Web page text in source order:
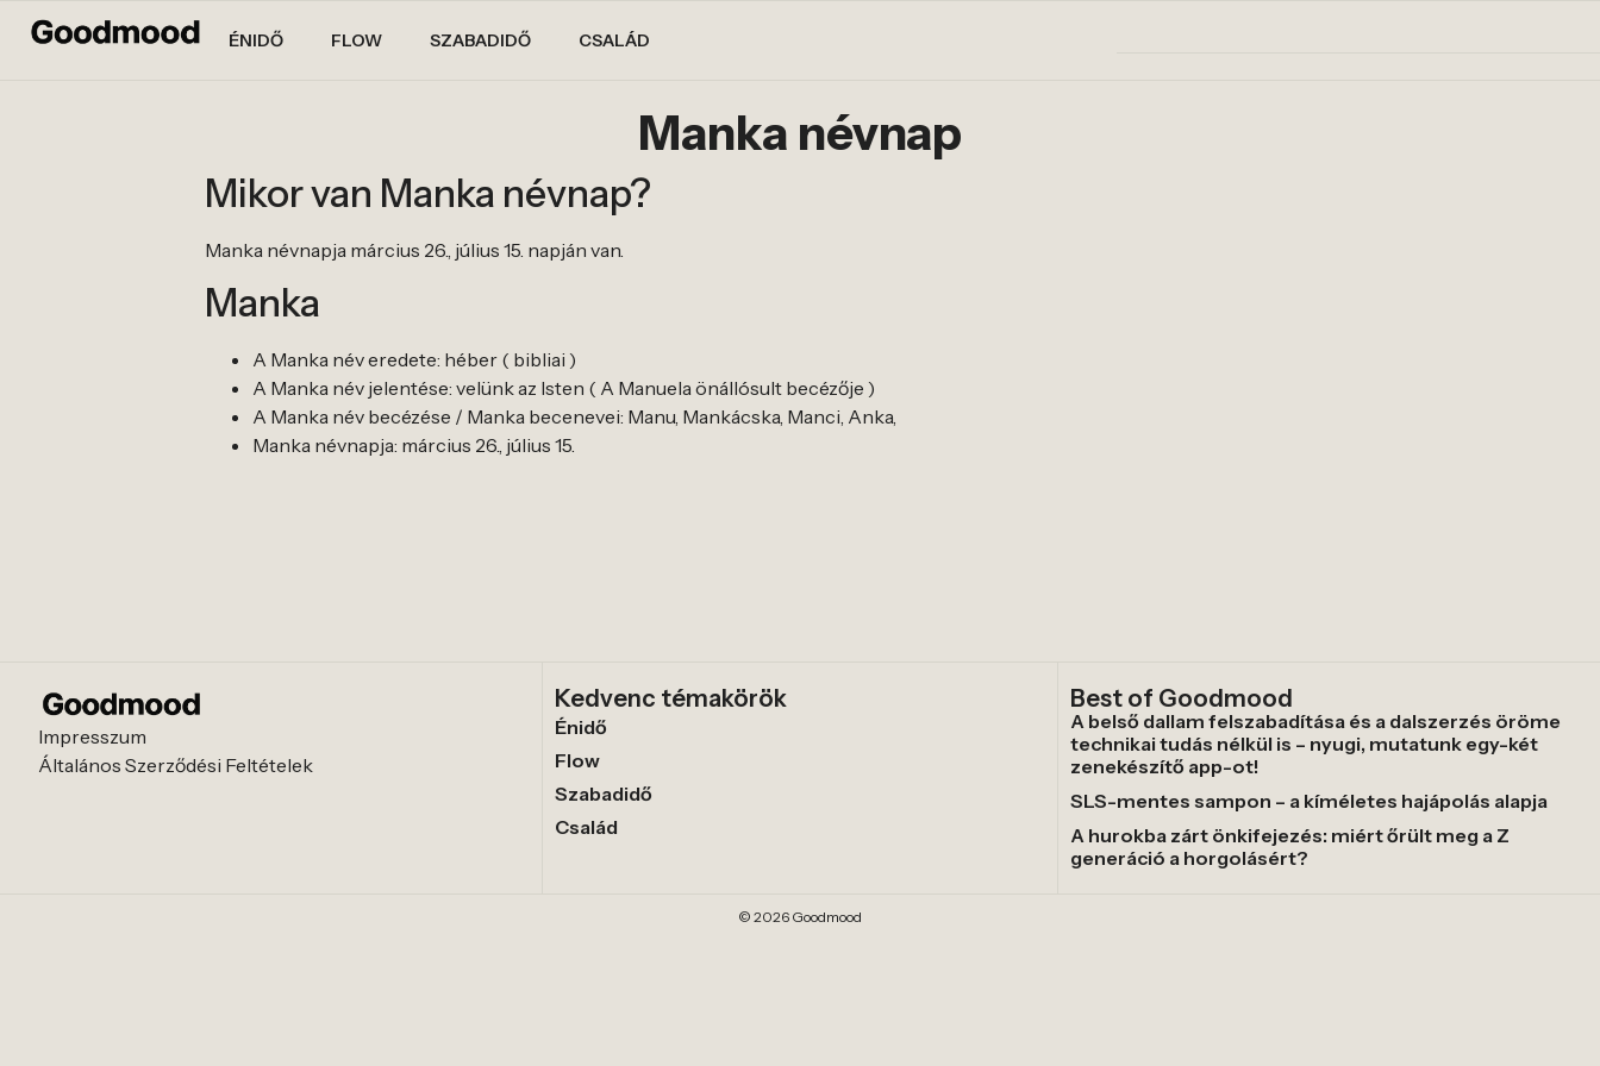
ÉNIDŐ FLOW SZABADIDŐ CSALÁD
Manka névnap
Mikor van Manka névnap?
Manka névnapja március 26., július 15. napján van.
Manka
A Manka név eredete: héber ( bibliai )
A Manka név jelentése: velünk az Isten ( A Manuela önállósult becézője )
A Manka név becézése / Manka becenevei: Manu, Mankácska, Manci, Anka,
Manka névnapja: március 26., július 15.
Impresszum
Általános Szerződési Feltételek
Kedvenc témakörök
Énidő
Flow
Szabadidő
Család
Best of Goodmood
A belső dallam felszabadítása és a dalszerzés öröme
technikai tudás nélkül is – nyugi, mutatunk egy-két
zenekészítő app-ot!
SLS-mentes sampon – a kíméletes hajápolás alapja
A hurokba zárt önkifejezés: miért őrült meg a Z
generáció a horgolásért?
© 2026 Goodmood